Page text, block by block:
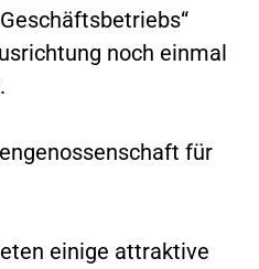
noch einmal
für
einige attraktive